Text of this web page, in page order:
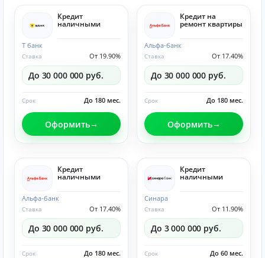
Кредит
наличными
Т банк
От 19.90%
Ставка
До 30 000 000 руб.
До 180 мес.
Срок
Оформить
Кредит на
ремонт квартиры
Альфа-банк
От 17.40%
Ставка
До 30 000 000 руб.
До 180 мес.
Срок
Оформить
Кредит
наличными
Альфа-банк
От 17.40%
Ставка
До 30 000 000 руб.
До 180 мес.
Срок
Кредит
наличными
Синара
От 11.90%
Ставка
До 3 000 000 руб.
До 60 мес.
Срок